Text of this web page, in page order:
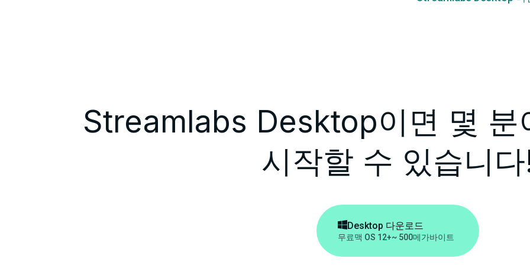
Streamlabs Desktop이면 몇 분
시작할 수 있습니
Desktop 다운로드
무료맥 OS 12+~ 500메가바이트